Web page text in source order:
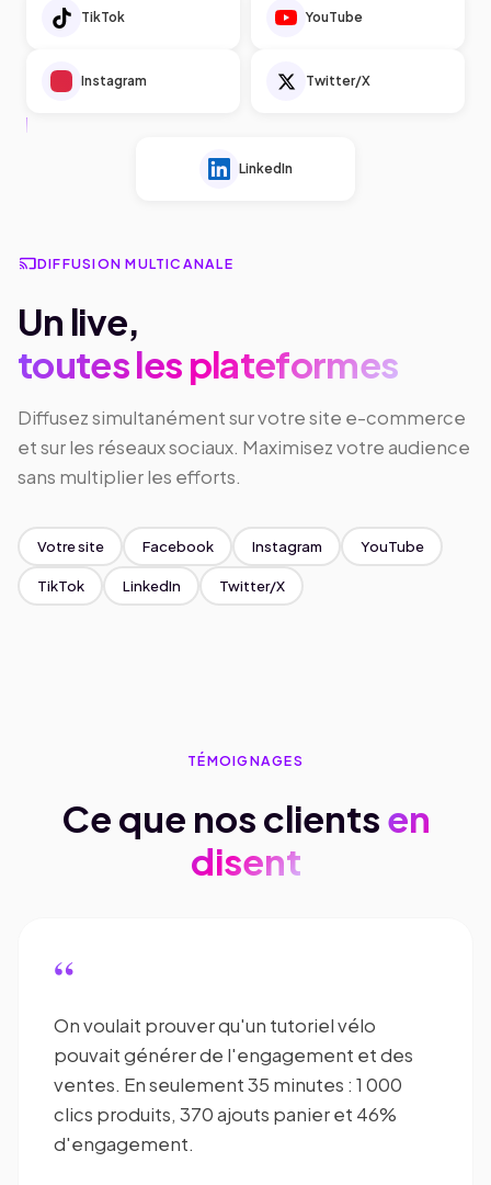
TikTok YouTube
Instagram Twitter/X
LinkedIn
castDIFFUSION MULTICANALE
Un live,
toutes les plateformes
Diffusez simultanément sur votre site e-commerce
et sur les réseaux sociaux. Maximisez votre audience
sans multiplier les efforts.
Votre site Facebook Instagram YouTube
TikTok LinkedIn Twitter/X
TÉMOIGNAGES
Ce que nos clientsen
disent
“
On voulait prouver qu'un tutoriel vélo
pouvait générer de l'engagement et des
ventes. En seulement 35 minutes : 1 000
clics produits, 370 ajouts panier et 46%
d'engagement.